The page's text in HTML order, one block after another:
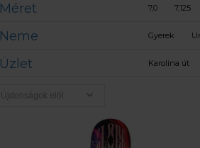
Méret 7,0 7,125
Neme Gyerek
Üzlet Karolina út